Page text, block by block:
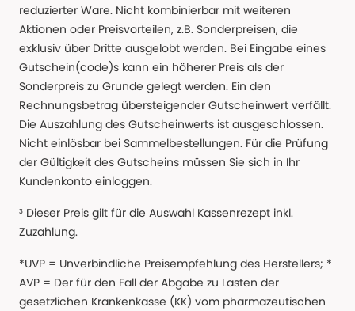
reduzierter Ware. Nicht kombinierbar mit weiteren
Aktionen oder Preisvorteilen, z.B. Sonderpreisen, die
exklusiv über Dritte ausgelobt werden. Bei Eingabe eines
Gutschein(code)s kann ein höherer Preis als der
Sonderpreis zu Grunde gelegt werden. Ein den
Rechnungsbetrag übersteigender Gutscheinwert verfällt.
Die Auszahlung des Gutscheinwerts ist ausgeschlossen.
Nicht einlösbar bei Sammelbestellungen. Für die Prüfung
der Gültigkeit des Gutscheins müssen Sie sich in Ihr
Kundenkonto einloggen.
³ Dieser Preis gilt für die Auswahl Kassenrezept inkl.
Zuzahlung.
*UVP = Unverbindliche Preisempfehlung des Herstellers; *
AVP = Der für den Fall der Abgabe zu Lasten der
gesetzlichen Krankenkasse (KK) vom pharmazeutischen